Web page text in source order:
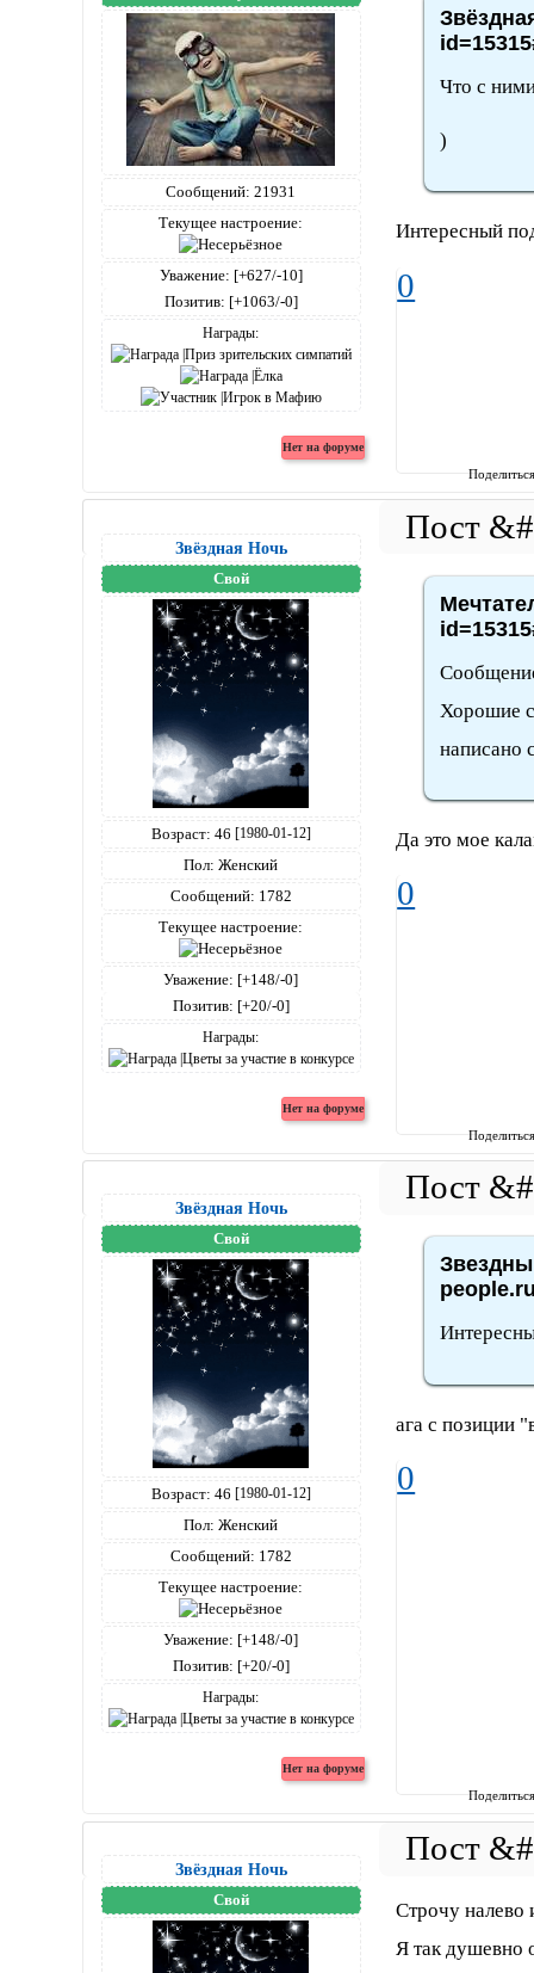
Сообщений: 21931
Текущее настроение:
Уважение: [+627/-10]
Позитив: [+1063/-0]
Награды:
Что с
)
Интересный
0
Звёздная Ночь
Свой
Возраст: 46 [1980-01-12]
Пол: Женский
Сообщений: 1782
Текущее настроение:
Уважение: [+148/-0]
Позитив: [+20/-0]
Награды:
Хорошие
написано
Да это мое
0
Звёздная Ночь
Свой
Возраст: 46 [1980-01-12]
Пол: Женский
Сообщений: 1782
Текущее настроение:
Уважение: [+148/-0]
Позитив: [+20/-0]
Награды:
ага с позиции
0
Звёздная Ночь
Свой
Строчу налево
Я так душевно